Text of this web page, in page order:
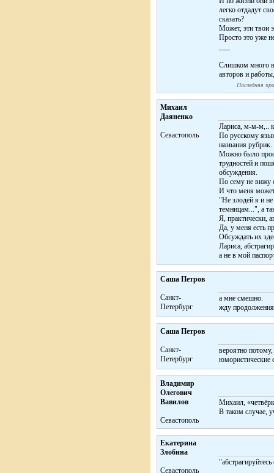
легко отдадут
сказать?
Может, эти твои
Просто это уже
Слишком много
авторов и
Последняя
Михаил
Даяненко
Севастополь
Лариса, м-м-м,..
По русскому
названия рубрик.
Можно было
трудностей и
обсуждения.
По сему не вижу
И что меня
"Не злодей я и не
темницам...", а
Я, практически,
Да, у меня есть
Обсуждать их
Лариса,
а не в мой
Саша Петров
Санкт-
Петербург
а мне смешно.
жду
Саша Петров
Санкт-
Петербург
вероятно
юмористические
Владимир
Олегович
Вавилов
Севастополь
Михаил,
В таком случае,
Екатерина
Злобина
Cевастополь